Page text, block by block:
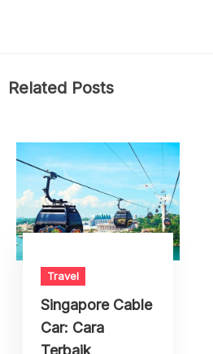
Related Posts
Travel
Singapore Cable
Car: Cara
Terbaik